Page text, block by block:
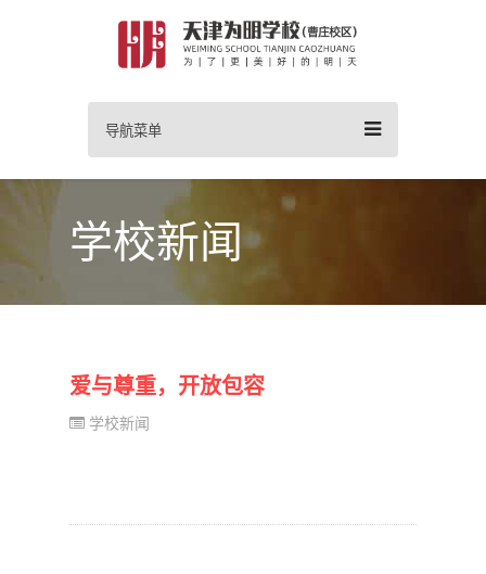
导航菜单
学校新闻
爱与尊重，开放包容
学校新闻